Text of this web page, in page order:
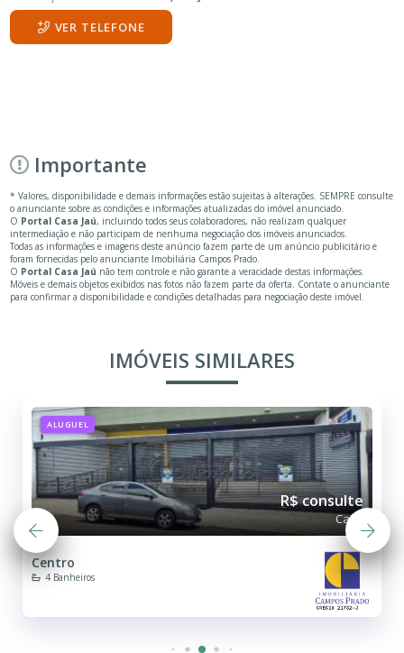
VER TELEFONE
Importante
* Valores, disponibilidade e demais informações estão sujeitas à alterações. SEMPRE consulte
o anunciante sobre as condições e informações atualizadas do imóvel anunciado.
O Portal Casa Jaú, incluindo todos seus colaboradores, não realizam qualquer
intermediação e não participam de nenhuma negociação dos imóveis anunciados.
Todas as informações e imagens deste anúncio fazem parte de um anúncio publicitário e
foram fornecidas pelo anunciante Imobiliária Campos Prado.
O Portal Casa Jaú não tem controle e não garante a veracidade destas informações.
Móveis e demais objetos exibidos nas fotos não fazem parte da oferta. Contate o anunciante
para confirmar a disponibilidade e condições detalhadas para negociação deste imóvel.
IMÓVEIS SIMILARES
ALUGUEL
R$ consulte
Casa
Centro
4 Banheiros